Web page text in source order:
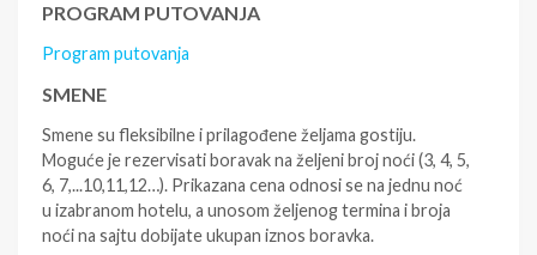
PROGRAM PUTOVANJA
Program putovanja
SMENE
Smene su fleksibilne i prilagođene željama gostiju.
Moguće je rezervisati boravak na željeni broj noći (3, 4, 5,
6, 7,...10,11,12…). Prikazana cena odnosi se na jednu noć
u izabranom hotelu, a unosom željenog termina i broja
noći na sajtu dobijate ukupan iznos boravka.